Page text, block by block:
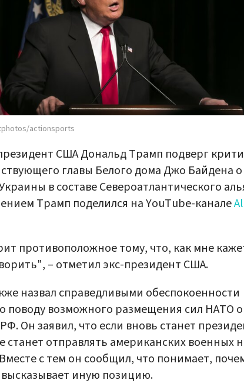
actionsports
США Дональд Трамп подверг
главы Белого дома Джо Байдена о
в составе Североатлантического
Трамп поделился на YouTube-канале
противоположное тому, что, как мне
– отметил экс-президент США.
назвал справедливыми обеспокоенности
поводу возможного размещения сил НАТО
Он заявил, что если вновь станет
станет отправлять американских военных
с тем он сообщил, что понимает,
иную позицию.